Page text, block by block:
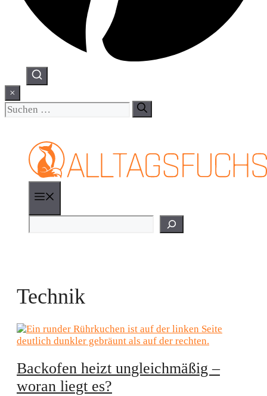
×
Suchen
nach:
Technik
Backofen heizt ungleichmäßig –
woran liegt es?